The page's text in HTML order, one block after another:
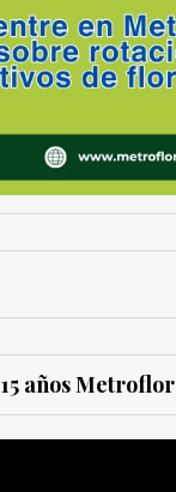
15 años Metroflor